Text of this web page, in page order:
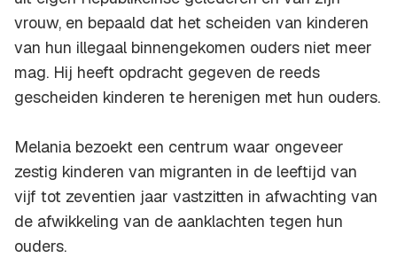
vrouw, en bepaald dat het scheiden van kinderen
van hun illegaal binnengekomen ouders niet meer
mag. Hij heeft opdracht gegeven de reeds
gescheiden kinderen te herenigen met hun ouders.
Melania bezoekt een centrum waar ongeveer
zestig kinderen van migranten in de leeftijd van
vijf tot zeventien jaar vastzitten in afwachting van
de afwikkeling van de aanklachten tegen hun
ouders.